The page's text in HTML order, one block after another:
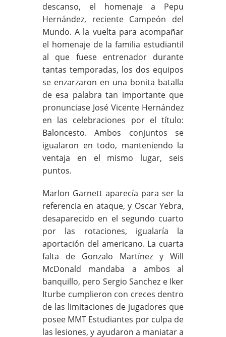
descanso, el homenaje a Pepu
Hernández, reciente Campeón del
Mundo. A la vuelta para acompañar
el homenaje de la familia estudiantil
al que fuese entrenador durante
tantas temporadas, los dos equipos
se enzarzaron en una bonita batalla
de esa palabra tan importante que
pronunciase José Vicente Hernández
en las celebraciones por el título:
Baloncesto. Ambos conjuntos se
igualaron en todo, manteniendo la
ventaja en el mismo lugar, seis
puntos.
Marlon Garnett aparecía para ser la
referencia en ataque, y Oscar Yebra,
desaparecido en el segundo cuarto
por las rotaciones, igualaría la
aportación del americano. La cuarta
falta de Gonzalo Martínez y Will
McDonald mandaba a ambos al
banquillo, pero Sergio Sanchez e Iker
Iturbe cumplieron con creces dentro
de las limitaciones de jugadores que
posee MMT Estudiantes por culpa de
las lesiones, y ayudaron a maniatar a